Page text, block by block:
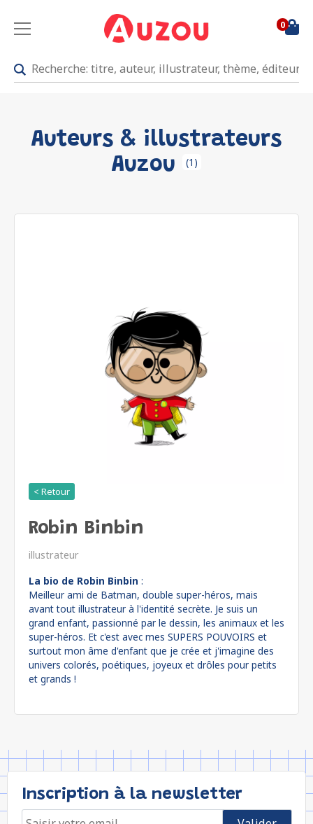
0
Auteurs & illustrateurs
Auzou
(1)
< Retour
Robin Binbin
illustrateur
La bio de Robin Binbin :
Meilleur ami de Batman, double super-héros, mais
avant tout illustrateur à l'identité secrète. Je suis un
grand enfant, passionné par le dessin, les animaux et les
super-héros. Et c'est avec mes SUPERS POUVOIRS et
surtout mon âme d'enfant que je crée et j'imagine des
univers colorés, poétiques, joyeux et drôles pour petits
et grands !
Inscription à la newsletter